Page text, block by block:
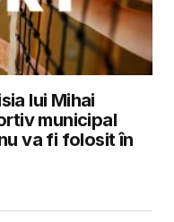
lui Mihai
municipal
va fi folosit în